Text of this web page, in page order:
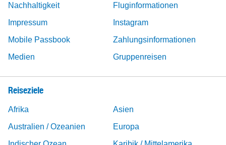
Nachhaltigkeit
Fluginformationen
Impressum
Instagram
Mobile Passbook
Zahlungsinformationen
Medien
Gruppenreisen
Reiseziele
Afrika
Asien
Australien / Ozeanien
Europa